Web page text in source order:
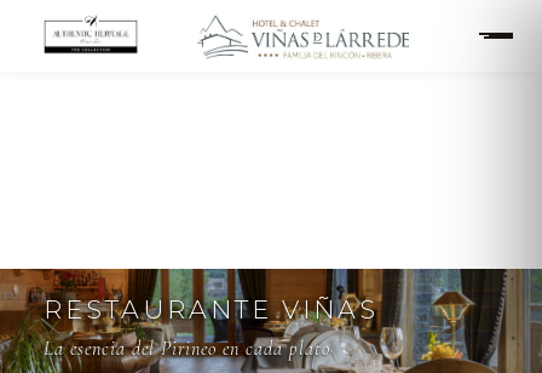
RESTAURANTE VIÑAS
La esencia del Pirineo en cada plato